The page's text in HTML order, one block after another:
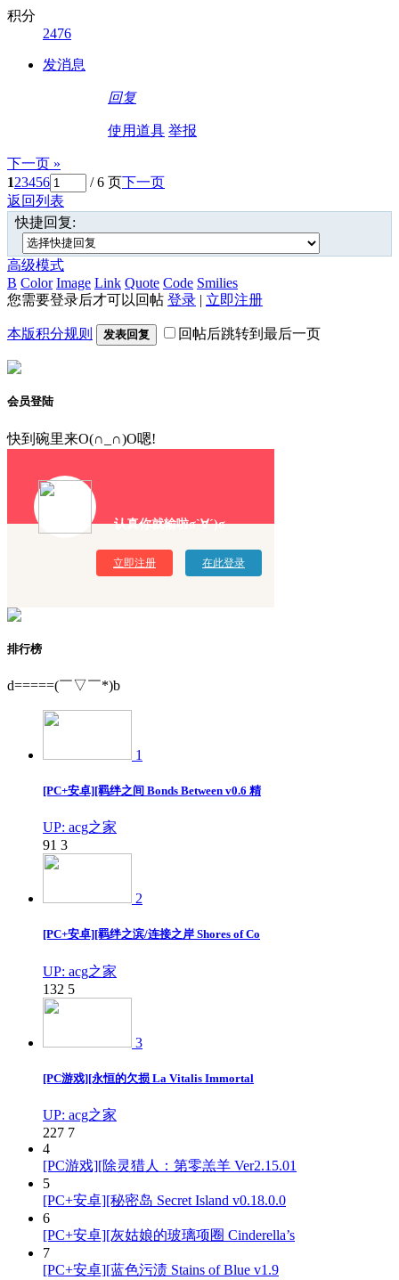
积分
2476
发消息
回复
使用道具 举报
下一页 »
123456 / 6 页下一页
返回列表
快捷回复:
高级模式
B Color Image Link Quote Code Smilies
您需要登录后才可以回帖 登录 | 立即注册
本版积分规则 发表回复 回帖后跳转到最后一页
会员登陆
快到碗里来O(∩_∩)O嗯!
认真你就输啦σ`∀´)σ
立即注册 在此登录
排行榜
d=====(￣▽￣*)b
1
[PC+安卓][羁绊之间 Bonds Between v0.6 精
UP: acg之家
91 3
2
[PC+安卓][羁绊之滨/连接之岸 Shores of Co
UP: acg之家
132 5
3
[PC游戏][永恒的欠损 La Vitalis Immortal
UP: acg之家
227 7
4
[PC游戏][除灵猎人：第零羔羊 Ver2.15.01
5
[PC+安卓][秘密岛 Secret Island v0.18.0.0
6
[PC+安卓][灰姑娘的玻璃项圈 Cinderella’s
7
[PC+安卓][蓝色污渍 Stains of Blue v1.9